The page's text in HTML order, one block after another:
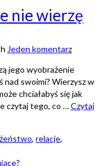
nie wierzę
Jeden komentarz
jego wyobrażenie
nad swoimi? Wierzysz w
chciałabyś się jak
czytaj tego, co …Czytaj
, relacje,